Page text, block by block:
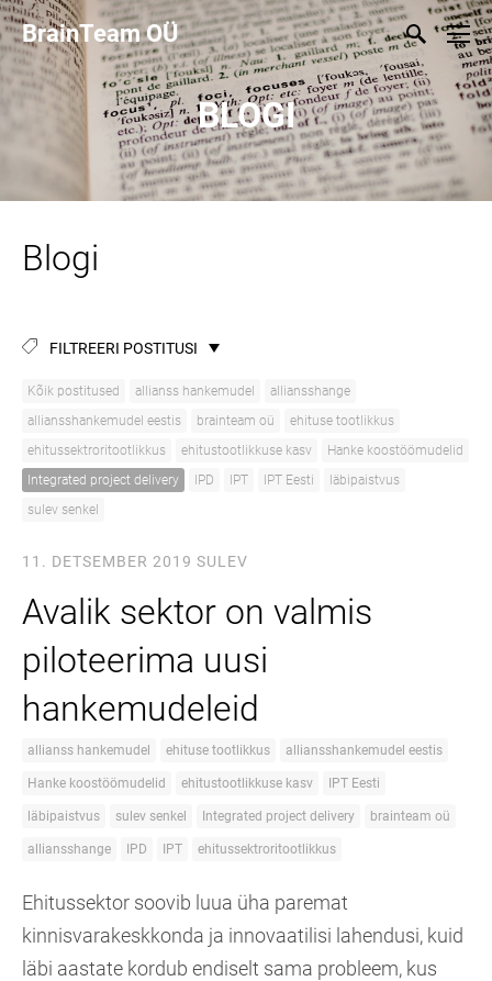
BrainTeam OÜ
BLOGI
Blogi
FILTREERI POSTITUSI
Kõik postitused allianss hankemudel
alliansshange
alliansshankemudel eestis
brainteam oü
ehituse tootlikkus
ehitussektroritootlikkus
ehitustootlikkuse kasv
Hanke koostöömudelid
Integrated project delivery
IPD IPT IPT Eesti
läbipaistvus
sulev senkel
11. DETSEMBER 2019 SULEV
Avalik sektor on valmis
piloteerima uusi
hankemudeleid
allianss hankemudel ehituse tootlikkus alliansshankemudel eestis
Hanke koostöömudelid ehitustootlikkuse kasv IPT Eesti
läbipaistvus sulev senkel Integrated project delivery brainteam oü
alliansshange IPD IPT ehitussektroritootlikkus
Ehitussektor soovib luua üha paremat
kinnisvarakeskkonda ja innovaatilisi lahendusi, kuid
läbi aastate kordub endiselt sama probleem, kus